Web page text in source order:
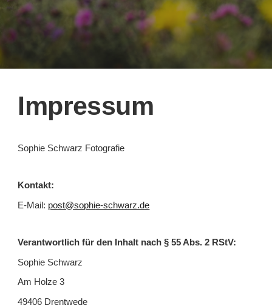
Impressum
Sophie Schwarz Fotografie
Kontakt:
E-Mail: post@sophie-schwarz.de
Verantwortlich für den Inhalt nach § 55 Abs. 2 RStV:
Sophie Schwarz
Am Holze 3
49406 Drentwede